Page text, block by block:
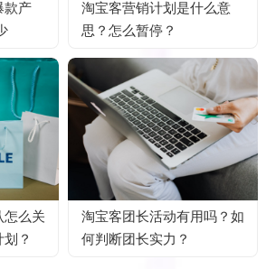
款产
淘宝客营销计划是什么意
思？怎么暂停？
怎么关
？
淘宝客团长活动有用吗？如
何判断团长实力？